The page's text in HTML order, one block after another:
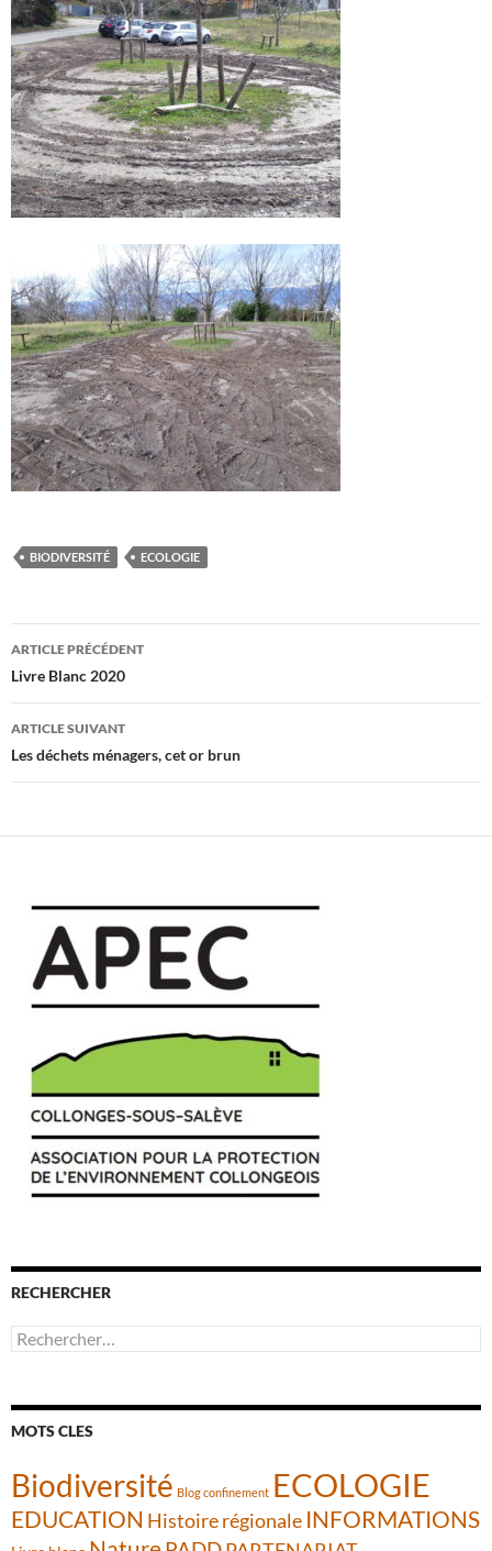
BIODIVERSITÉ ECOLOGIE
Navigation
des
articles
ARTICLE PRÉCÉDENT
Livre Blanc 2020
ARTICLE SUIVANT
Les déchets ménagers, cet or brun
RECHERCHER
Rechercher :
MOTS CLES
Biodiversité Blog confinement ECOLOGIE
EDUCATION Histoire régionale INFORMATIONS